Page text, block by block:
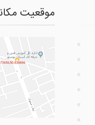
موقعیت